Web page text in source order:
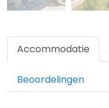
Accommodatie
Beoordelingen